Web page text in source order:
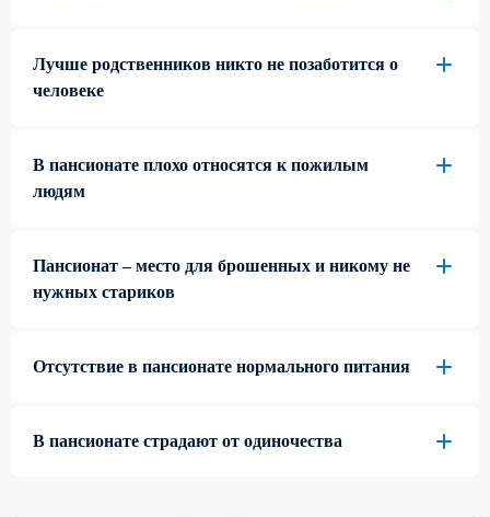
Лучше родственников никто не позаботится о
человеке
В пансионате плохо относятся к пожилым
людям
Пансионат – место для брошенных и никому не
нужных стариков
Отсутствие в пансионате нормального питания
В пансионате страдают от одиночества